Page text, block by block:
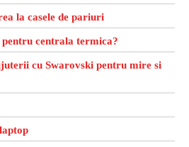
la casele de pariuri
pentru centrala termica?
cu Swarovski pentru mire si